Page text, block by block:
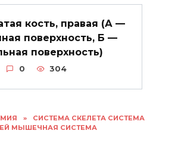
»
СИСТЕМА СКЕЛЕТА СИСТЕМА
МЫШЕЧНАЯ СИСТЕМА
кость, правая (А —
поверхность, Б —
поверхность)
0 304